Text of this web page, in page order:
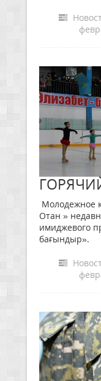
Молодежное
Отан »
имиджевого
бағындыр».